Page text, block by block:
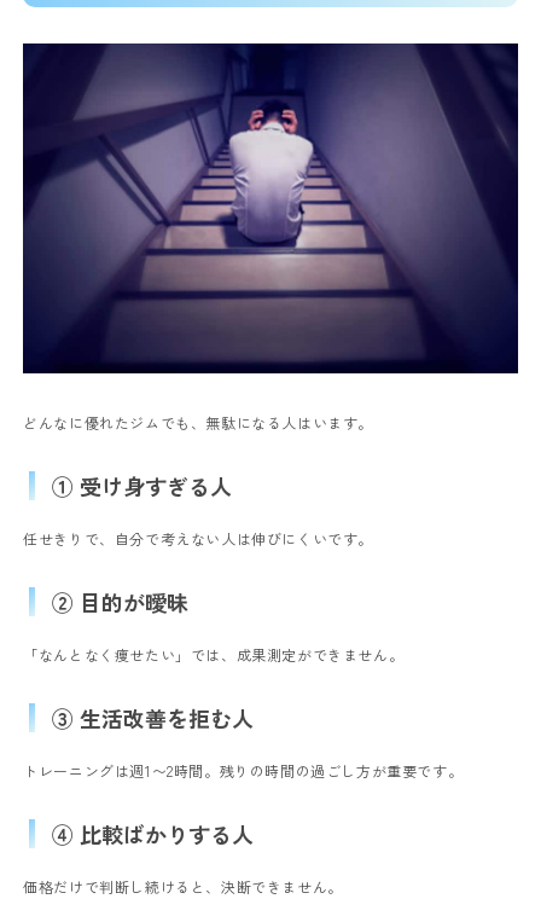
どんなに優れたジムでも、無駄になる人はいます。
① 受け身すぎる人
任せきりで、自分で考えない人は伸びにくいです。
② 目的が曖昧
「なんとなく痩せたい」では、成果測定ができません。
③ 生活改善を拒む人
トレーニングは週1〜2時間。残りの時間の過ごし方が重要です。
④ 比較ばかりする人
価格だけで判断し続けると、決断できません。